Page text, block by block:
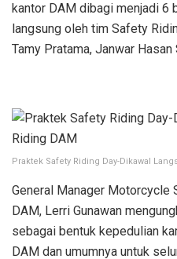
kantor DAM dibagi menjadi 6
langsung oleh tim Safety
Tamy Pratama, Janwar Hasan
Praktek Safety Riding Day-Dikawal
General Manager Motorcycle
DAM, Lerri Gunawan
sebagai bentuk kepedulian
DAM dan umumnya untuk